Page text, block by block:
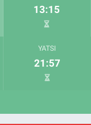
13:15
YATSI
21:57